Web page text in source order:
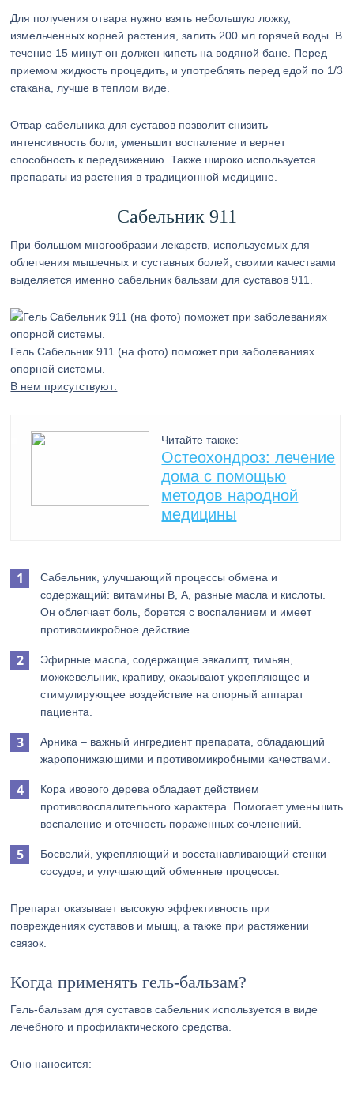
Для получения отвара нужно взять небольшую ложку,
измельченных корней растения, залить 200 мл горячей воды. В
течение 15 минут он должен кипеть на водяной бане. Перед
приемом жидкость процедить, и употреблять перед едой по 1/3
стакана, лучше в теплом виде.
Отвар сабельника для суставов позволит снизить
интенсивность боли, уменьшит воспаление и вернет
способность к передвижению. Также широко используется
препараты из растения в традиционной медицине.
Сабельник 911
При большом многообразии лекарств, используемых для
облегчения мышечных и суставных болей, своими качествами
выделяется именно сабельник бальзам для суставов 911.
Гель Сабельник 911 (на фото) поможет при заболеваниях
опорной системы.
В нем присутствуют:
Читайте также:
Остеохондроз: лечение
дома с помощью
методов народной
медицины
Сабельник, улучшающий процессы обмена и
содержащий: витамины В, А, разные масла и кислоты.
Он облегчает боль, борется с воспалением и имеет
противомикробное действие.
Эфирные масла, содержащие эвкалипт, тимьян,
можжевельник, крапиву, оказывают укрепляющее и
стимулирующее воздействие на опорный аппарат
пациента.
Арника – важный ингредиент препарата, обладающий
жаропонижающими и противомикробными качествами.
Кора ивового дерева обладает действием
противовоспалительного характера. Помогает уменьшить
воспаление и отечность пораженных сочленений.
Босвелий, укрепляющий и восстанавливающий стенки
сосудов, и улучшающий обменные процессы.
Препарат оказывает высокую эффективность при
повреждениях суставов и мышц, а также при растяжении
связок.
Когда применять гель-бальзам?
Гель-бальзам для суставов сабельник используется в виде
лечебного и профилактического средства.
Оно наносится: